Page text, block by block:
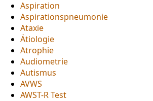
Aspiration
Aspirationspneumonie
Ataxie
Ätiologie
Atrophie
Audiometrie
Autismus
AVWS
AWST-R Test